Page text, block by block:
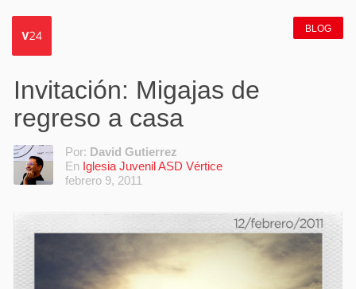
BLOG
Invitación: Migajas de
regreso a casa
Por: David Gutierrez
En Iglesia Juvenil ASD Vértice
febrero 9, 2011